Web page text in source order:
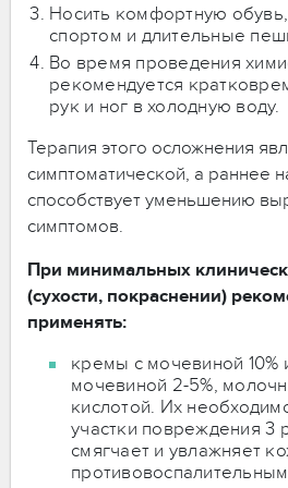
Носить комфортную
спортом и длительные
Во время проведения
рекомендуется
рук и ног в холодную воду.
Терапия этого осложнения
симптоматической, а раннее
способствует уменьшению
симптомов.
При минимальных
(сухости, покраснении)
применять:
кремы с мочевиной 10%
мочевиной 2-5%,
кислотой. Их
участки повреждения 3
смягчает и увлажняет